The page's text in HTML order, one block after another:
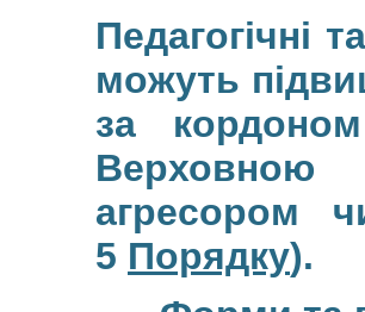
Педагогічні
можуть
за
агресором
5 Порядку).